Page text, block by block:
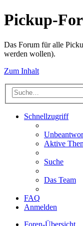
Pickup-
Das Forum für alle
werden wollen).
Zum Inhalt
Schnellzugriff
Aktive
Suche
Das Team
FAQ
Anmelden